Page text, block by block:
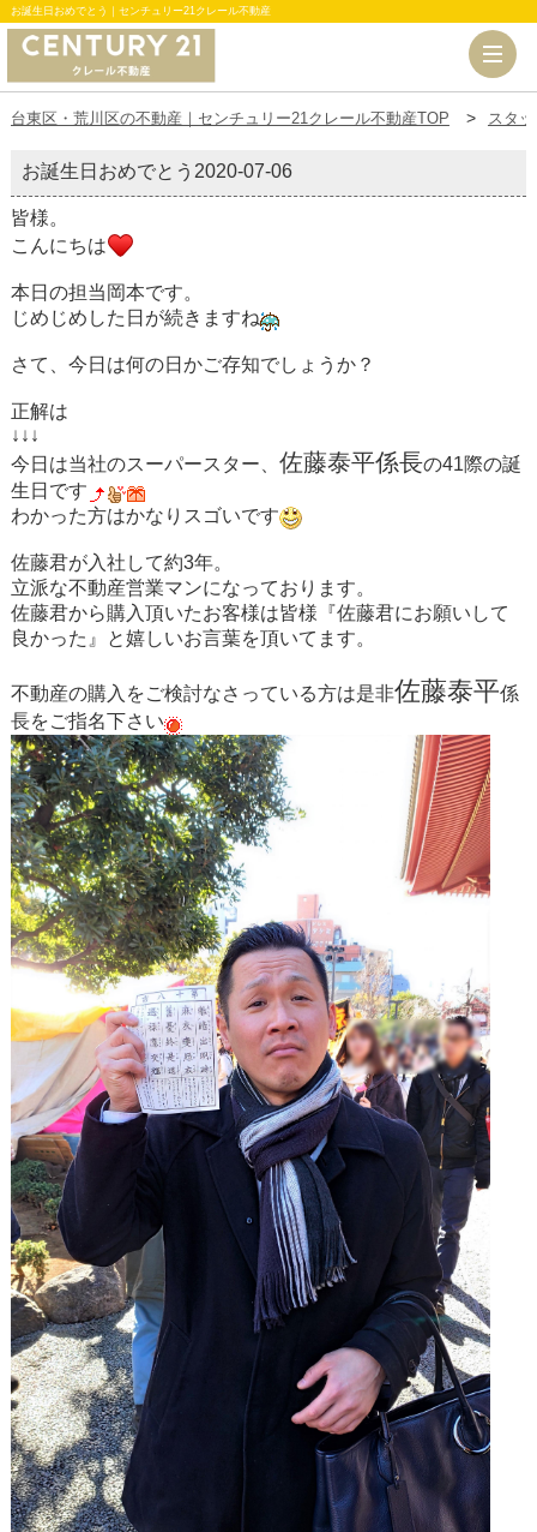
お誕生日おめでとう｜センチュリー21クレール不動産
台東区・荒川区の不動産｜センチュリー21クレール不動産TOP スタ
お誕生日おめでとう 2020-07-06
皆様。
こんにちは
本日の担当岡本です。
じめじめした日が続きますね
さて、今日は何の日かご存知でしょうか？
正解は
↓↓↓
今日は当社のスーパースター、 佐藤泰平係長の41際の誕
生日です
わかった方はかなりスゴいです
佐藤君が入社して約3年。
立派な不動産営業マンになっております。
佐藤君から購入頂いたお客様は皆様『佐藤君にお願いして
良かった』と嬉しいお言葉を頂いてます。
不動産の購入をご検討なさっている方は是非佐藤泰平係
長をご指名下さい